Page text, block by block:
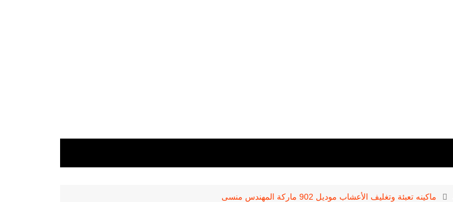
ماكينه تعبئة وتغليف الأعشاب موديل 902 ماركة المهندس منسى